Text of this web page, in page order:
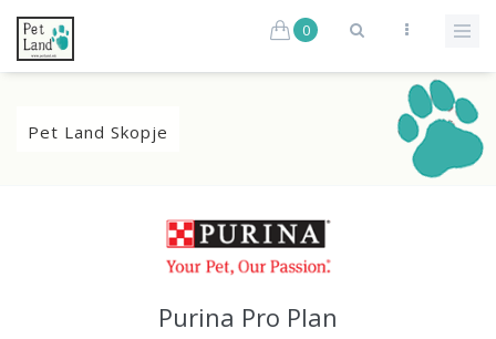
0
Pet Land Skopje
Purina Pro Plan